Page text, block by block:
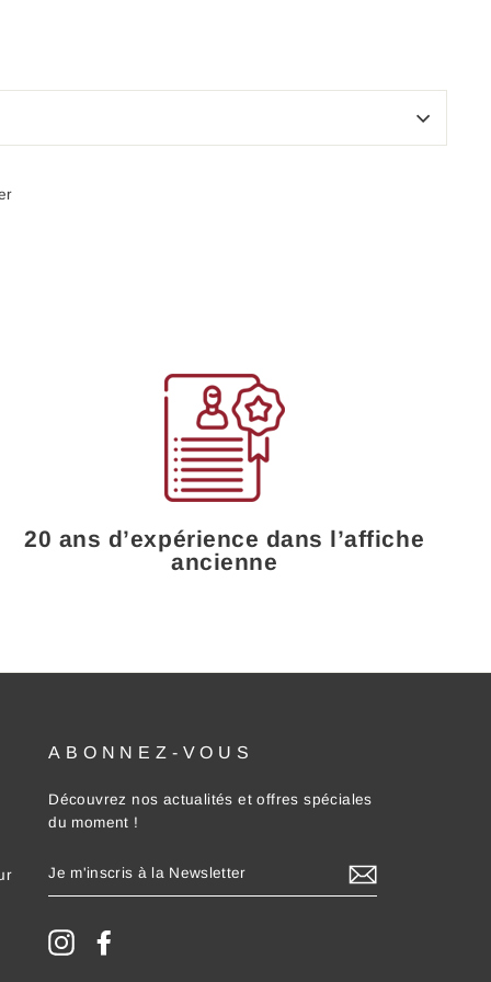
20 ans d’expérience dans l’affiche
ancienne
ABONNEZ-VOUS
Découvrez nos actualités et offres spéciales
du moment !
M'INSCRIS
À
NEWSLETTER
Instagram